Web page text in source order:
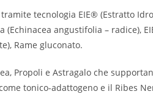
tecnologia EIE® (Estratto
angustifolia – radice),
Rame gluconato.
Propoli e Astragalo che
tonico-adattogeno e il Ribes